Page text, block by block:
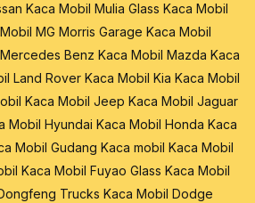
Kaca Mobil Mulia Glass Kaca Mobil
MG Morris Garage Kaca Mobil
Benz Kaca Mobil Mazda Kaca
Land Rover Kaca Mobil Kia Kaca Mobil
Kaca Mobil Jeep Kaca Mobil Jaguar
Mobil Hyundai Kaca Mobil Honda Kaca
Mobil Gudang Kaca mobil Kaca Mobil
Kaca Mobil Fuyao Glass Kaca Mobil
Trucks Kaca Mobil Dodge